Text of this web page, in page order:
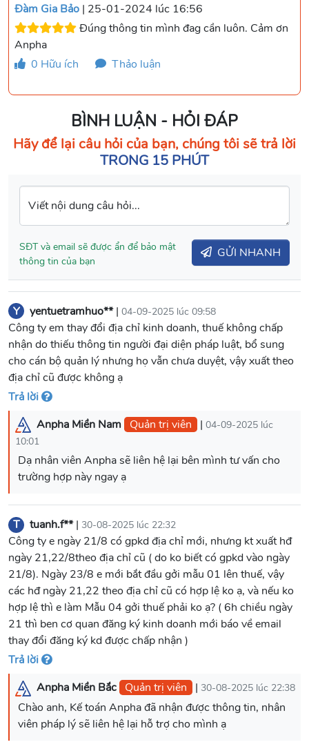
Đàm Gia Bảo | 25-01-2024 lúc 16:56
Đúng thông tin mình đag cần luôn. Cảm ơn
Anpha
0 Hữu ích Thảo luận
BÌNH LUẬN - HỎI ĐÁP
Hãy để lại câu hỏi của bạn, chúng tôi sẽ trả lời
TRONG 15 PHÚT
Viết nội dung câu hỏi...
SĐT và email sẽ được ẩn để bảo mật
thông tin của bạn
GỬI NHANH
Y yentuetramhuo**| 04-09-2025 lúc 09:58
Công ty em thay đổi địa chỉ kinh doanh, thuế không chấp
nhận do thiếu thông tin người đại diện pháp luật, bổ sung
cho cán bộ quản lý nhưng họ vẫn chưa duyệt, vậy xuất theo
địa chỉ cũ được không ạ
Trả lời
Anpha Miền Nam Quản trị viên | 04-09-2025 lúc
10:01
Dạ nhân viên Anpha sẽ liên hệ lại bên mình tư vấn cho
trường hợp này ngay ạ
T tuanh.f**| 30-08-2025 lúc 22:32
Công ty e ngày 21/8 có gpkd địa chỉ mới, nhưng kt xuất hđ
ngày 21,22/8theo địa chỉ cũ ( do ko biết có gpkd vào ngày
21/8). Ngày 23/8 e mới bắt đầu gởi mẫu 01 lên thuế, vậy
các hđ ngày 21,22 theo địa chỉ cũ có hợp lệ ko ạ, và nếu ko
hợp lệ thì e làm Mẫu 04 gởi thuế phải ko ạ? ( 6h chiều ngày
21 thì ben cơ quan đăng ký kinh doanh mới báo về email
thay đổi đăng ký kd được chấp nhận )
Trả lời
Anpha Miền Bắc Quản trị viên | 30-08-2025 lúc 22:38
Chào anh, Kế toán Anpha đã nhận được thông tin, nhân
viên pháp lý sẽ liên hệ lại hỗ trợ cho mình ạ